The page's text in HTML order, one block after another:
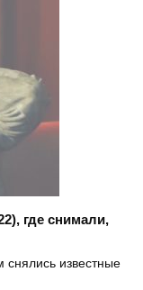
где снимали,
снялись известные